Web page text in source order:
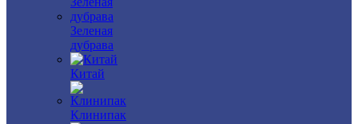
Зеленая
дубрава
Китай
Клинипак